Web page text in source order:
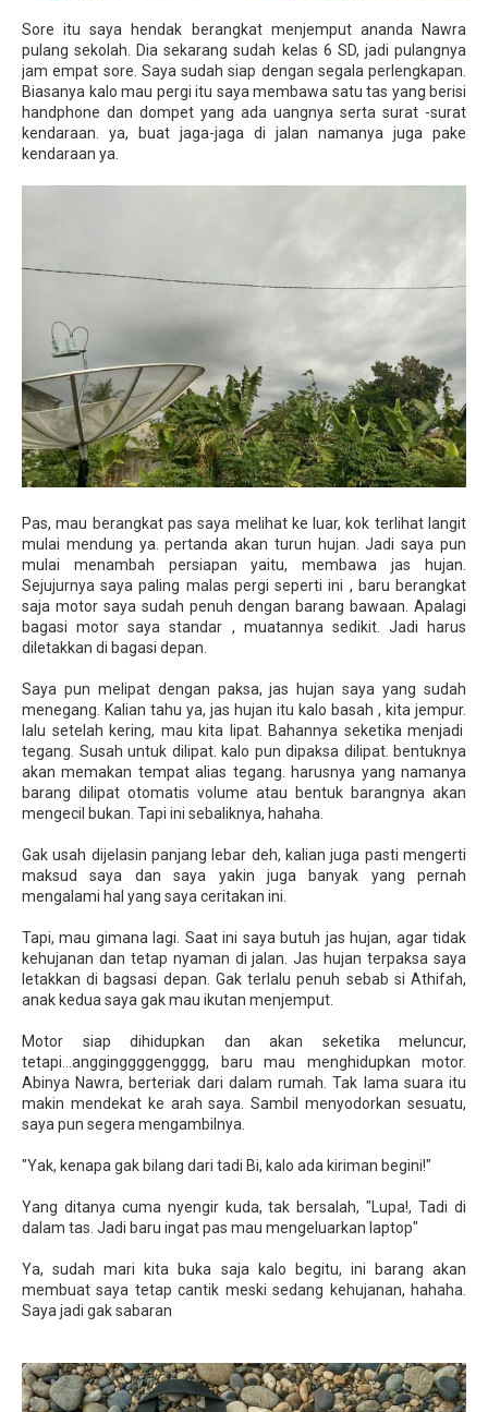
Sore itu saya hendak berangkat menjemput ananda Nawra
pulang sekolah. Dia sekarang sudah kelas 6 SD, jadi pulangnya
jam empat sore. Saya sudah siap dengan segala perlengkapan.
Biasanya kalo mau pergi itu saya membawa satu tas yang berisi
handphone dan dompet yang ada uangnya serta surat -surat
kendaraan. ya, buat jaga-jaga di jalan namanya juga pake
kendaraan ya.
Pas, mau berangkat pas saya melihat ke luar, kok terlihat langit
mulai mendung ya. pertanda akan turun hujan. Jadi saya pun
mulai menambah persiapan yaitu, membawa jas hujan.
Sejujurnya saya paling malas pergi seperti ini , baru berangkat
saja motor saya sudah penuh dengan barang bawaan. Apalagi
bagasi motor saya standar , muatannya sedikit. Jadi harus
diletakkan di bagasi depan.
Saya pun melipat dengan paksa, jas hujan saya yang sudah
menegang. Kalian tahu ya, jas hujan itu kalo basah , kita jempur.
lalu setelah kering, mau kita lipat. Bahannya seketika menjadi
tegang. Susah untuk dilipat. kalo pun dipaksa dilipat. bentuknya
akan memakan tempat alias tegang. harusnya yang namanya
barang dilipat otomatis volume atau bentuk barangnya akan
mengecil bukan. Tapi ini sebaliknya, hahaha.
Gak usah dijelasin panjang lebar deh, kalian juga pasti mengerti
maksud saya dan saya yakin juga banyak yang pernah
mengalami hal yang saya ceritakan ini.
Tapi, mau gimana lagi. Saat ini saya butuh jas hujan, agar tidak
kehujanan dan tetap nyaman di jalan. Jas hujan terpaksa saya
letakkan di bagsasi depan. Gak terlalu penuh sebab si Athifah,
anak kedua saya gak mau ikutan menjemput.
Motor siap dihidupkan dan akan seketika meluncur,
tetapi...angginggggengggg, baru mau menghidupkan motor.
Abinya Nawra, berteriak dari dalam rumah. Tak lama suara itu
makin mendekat ke arah saya. Sambil menyodorkan sesuatu,
saya pun segera mengambilnya.
"Yak, kenapa gak bilang dari tadi Bi, kalo ada kiriman begini!"
Yang ditanya cuma nyengir kuda, tak bersalah, "Lupa!, Tadi di
dalam tas. Jadi baru ingat pas mau mengeluarkan laptop"
Ya, sudah mari kita buka saja kalo begitu, ini barang akan
membuat saya tetap cantik meski sedang kehujanan, hahaha.
Saya jadi gak sabaran